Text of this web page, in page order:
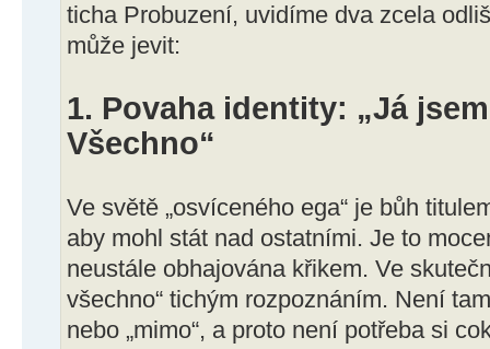
ticha Probuzení, uvidíme dva zcela
může jevit:
1. Povaha identity: „Já
Všechno“
Ve světě „osvíceného ega“ je bůh
aby mohl stát nad ostatními. Je to
neustále obhajována křikem. Ve
všechno“ tichým rozpoznáním. Není
nebo „mimo“, a proto není potřeba si